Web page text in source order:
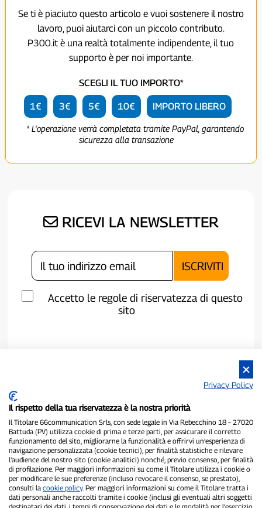
Se ti è piaciuto questo articolo e vuoi sostenere il nostro
lavoro, puoi aiutarci con un piccolo contributo.
P300.it è una realtà totalmente indipendente, il tuo
supporto è per noi importante.
SCEGLI IL TUO IMPORTO*
1€ 3€ 5€ 10€ IMPORTO LIBERO
* L'operazione verrà completata tramite PayPal, garantendo
sicurezza alla transazione
RICEVI LA NEWSLETTER
Accetto le regole di riservatezza di questo
sito
P300.it è una Testata Giornalistica indipendente
Registrazione numero 1/2021 del 1/2/2021 - Tribunale di Pavia
Proprietario ed editore:66communication Srls- P.IVA
02798890188
Direttore Responsabile:Alessandro Secchi- Vicedirettore:Federico
Privacy Policy
Il rispetto della tua riservatezza è la nostra priorità
Il Titolare 66communication Srls, con sede legale in Via Rebecchino 18 – 27020
Battuda (PV) utilizza cookie di prima e terze parti, per assicurare il corretto
funzionamento del sito, migliorarne la funzionalità e offrirvi un’esperienza di
navigazione personalizzata (cookie tecnici), per finalità statistiche e rilevare
l’audience del nostro sito (cookie analitici) nonché, previo consenso, per finalità
di profilazione. Per maggiori informazioni su come il Titolare utilizza i cookie o
per modificare le sue preferenze (incluso revocare il consenso, se prestato),
consulti la cookie policy. Per maggiori informazioni su come il Titolare tratta i
dati personali anche raccolti tramite i cookie (inclusi gli eventuali altri soggetti